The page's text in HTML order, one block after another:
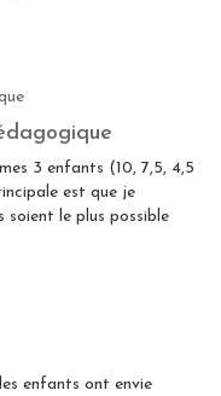
3 enfants (10, 7,5, 4,5
est que je
soient le plus possible
enfants ont envie